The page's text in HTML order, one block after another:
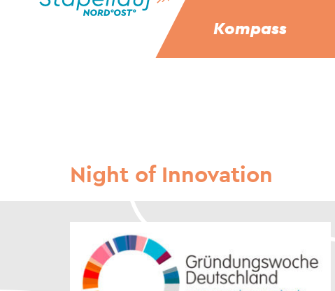
Kompass
Night of Innovation